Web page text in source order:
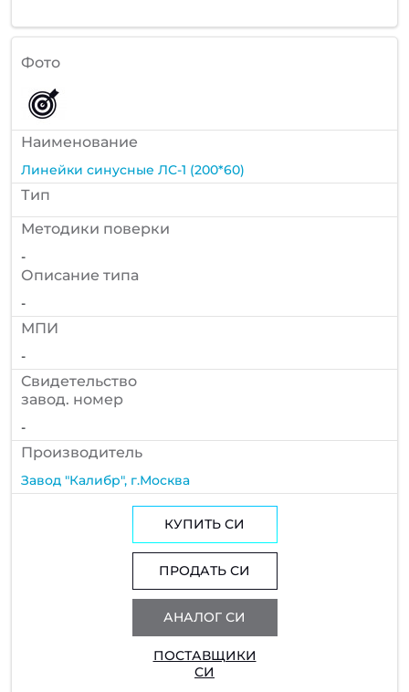
Фото
Наименование
Линейки синусные ЛС-1 (200*60)
Тип
Методики поверки
-
Описание типа
-
МПИ
-
Cвидетельство
завод. номер
-
Производитель
Завод "Калибр", г.Москва
КУПИТЬ СИ
ПРОДАТЬ СИ
АНАЛОГ СИ
ПОСТАВЩИКИ
СИ